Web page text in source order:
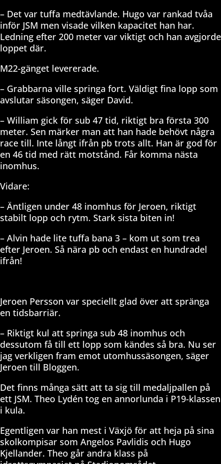
– Det var tuffa medtävlande. Hugo var rankad tvåa
inför JSM men visade vilken kapacitet han har.
Ledning efter 200 meter var viktigt och han avgjorde
loppet där.
M22-gänget levererade.
– Grabbarna ville springa fort. Väldigt fina lopp som
avslutar säsongen, säger David.
– William gick för sub 47 tid, riktigt bra första 300
meter. Sen märker man att han hade behövt några
race till. Inte långt ifrån pb trots allt. Han är god för
en 46 tid med rätt motstånd. Får komma nästa
inomhus.
Vidare:
– Äntligen under 48 inomhus för Jeroen, riktigt
stabilt lopp och rytm. Stark sista biten in!
– Alvin hade lite tuffa bana 3 – kom ut som trea
efter Jeroen. Så nära pb och endast en hundradel
ifrån!
Jeroen Persson var speciellt glad över att spränga
en tidsbarriär.
– Riktigt kul att springa sub 48 inomhus och
dessutom få till ett lopp som kändes så bra. Nu ser
jag verkligen fram emot utomhussäsongen, säger
Jeroen till Bloggen.
Det finns många sätt att ta sig till medaljpallen på
ett JSM. Theo Lydén tog en annorlunda i P19-klassen
i kula.
Egentligen var han mest i Växjö för att heja på sina
skolkompisar som Angelos Pavlidis och Hugo
Kjellander. Theo går andra klass på